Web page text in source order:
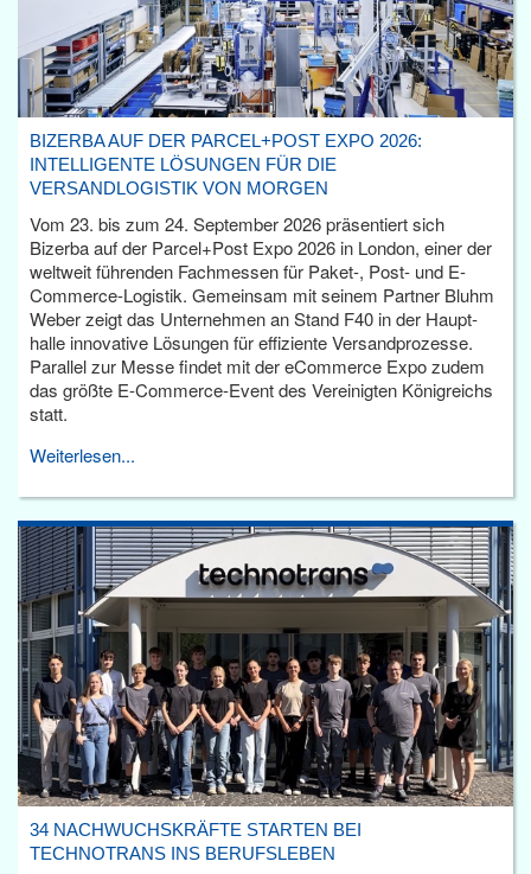
BIZERBA AUF DER PARCEL+POST EXPO 2026:
INTELLIGENTE LÖSUNGEN FÜR DIE
VERSANDLOGISTIK VON MORGEN
Vom 23. bis zum 24. September 2026 präsentiert sich
Bizerba auf der Parcel+Post Expo 2026 in London, einer der
weltweit führenden Fachmessen für Paket-, Post- und E-
Commerce-Logistik. Gemeinsam mit seinem Partner Bluhm
Weber zeigt das Unternehmen an Stand F40 in der Haupt­
halle innovative Lösungen für effiziente Versandprozesse.
Parallel zur Messe findet mit der eCommerce Expo zudem
das größte E-Commerce-Event des Vereinigten Königreichs
statt.
Weiterlesen...
34 NACHWUCHSKRÄFTE STARTEN BEI
TECHNOTRANS INS BERUFSLEBEN